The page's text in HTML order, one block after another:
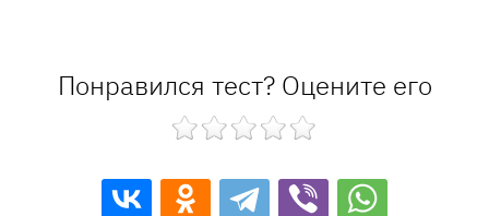
Понравился тест? Оцените его